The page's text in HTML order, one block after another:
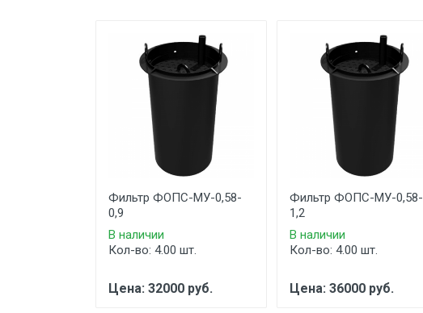
Фильтр ФОПС-МУ-0,58-
0,9
В наличии
Кол-во: 4.00 шт.
Цена: 32000 руб.
Фильтр ФОПС-МУ-0,58-
1,2
В наличии
Кол-во: 4.00 шт.
Цена: 36000 руб.